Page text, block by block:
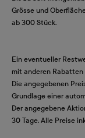
Grösse und
ab 300 Stück.
Ein eventueller
mit anderen
Die angegebenen
Grundlage einer
Der angegebene
30 Tage. Alle Preise